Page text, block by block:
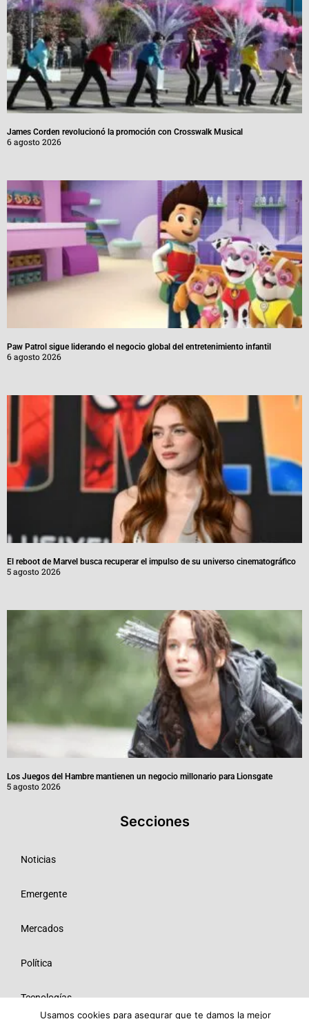
James Corden revolucionó la promoción con Crosswalk Musical
6 agosto 2026
Paw Patrol sigue liderando el negocio global del entretenimiento infantil
6 agosto 2026
El reboot de Marvel busca recuperar el impulso de su universo cinematográfico
5 agosto 2026
Los Juegos del Hambre mantienen un negocio millonario para Lionsgate
5 agosto 2026
Secciones
Noticias
Emergente
Mercados
Política
Tecnologías
Usamos cookies para asegurar que te damos la mejor